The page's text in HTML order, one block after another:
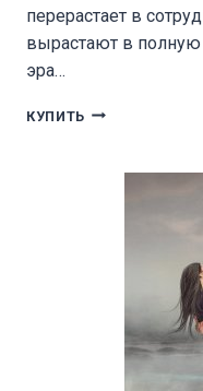
перерастает в
вырастают в полную
эра…
КУПИТЬ САНАРА
РУНА